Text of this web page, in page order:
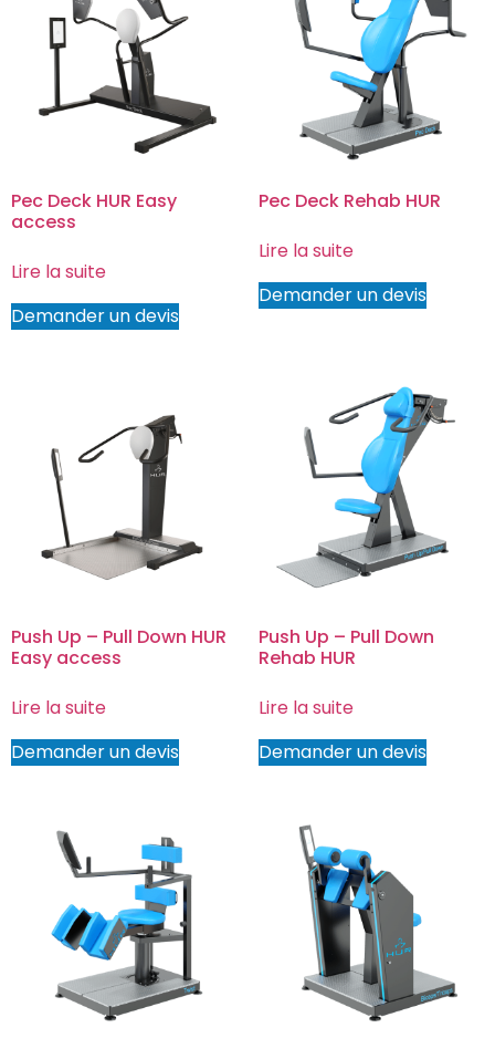
Pec Deck HUR Easy
access
Lire la suite
Demander un devis
Pec Deck Rehab HUR
Lire la suite
Demander un devis
Push Up – Pull Down HUR
Easy access
Lire la suite
Demander un devis
Push Up – Pull Down
Rehab HUR
Lire la suite
Demander un devis